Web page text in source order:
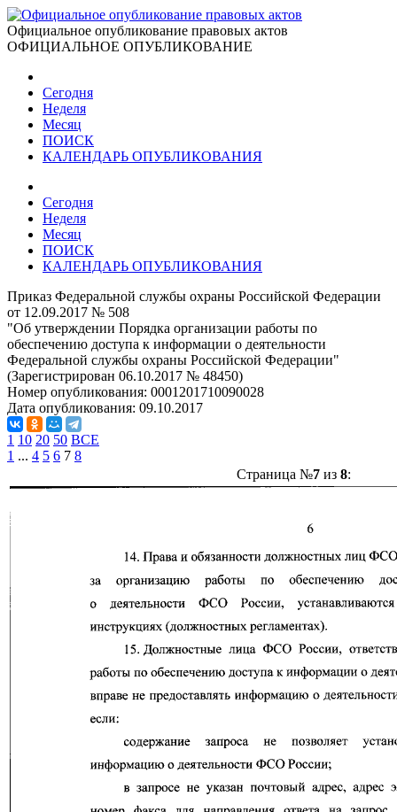
Официальное опубликование правовых актов
ОФИЦИАЛЬНОЕ ОПУБЛИКОВАНИЕ
Сегодня
Неделя
Месяц
ПОИСК
КАЛЕНДАРЬ ОПУБЛИКОВАНИЯ
Сегодня
Неделя
Месяц
ПОИСК
КАЛЕНДАРЬ ОПУБЛИКОВАНИЯ
Приказ Федеральной службы охраны Российской Федерации
от 12.09.2017 № 508
"Об утверждении Порядка организации работы по
обеспечению доступа к информации о деятельности
Федеральной службы охраны Российской Федерации"
(Зарегистрирован 06.10.2017 № 48450)
Номер опубликования: 0001201710090028
Дата опубликования: 09.10.2017
1 10 20 50 ВСЕ
1 ... 4 5 6 7 8
Страница №7из 8: